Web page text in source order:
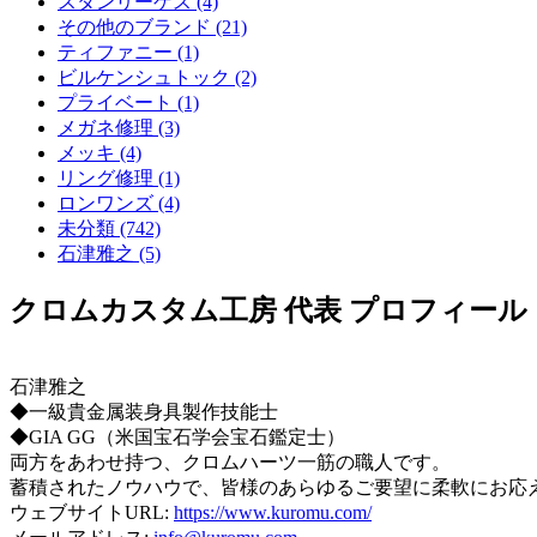
その他のブランド (21)
ティファニー (1)
ビルケンシュトック (2)
プライベート (1)
メガネ修理 (3)
メッキ (4)
リング修理 (1)
ロンワンズ (4)
未分類 (742)
石津雅之 (5)
クロムカスタム工房 代表 プロフィール
石津雅之
◆一級貴金属装身具製作技能士
◆GIA GG（米国宝石学会宝石鑑定士）
両方をあわせ持つ、クロムハーツ一筋の職人です。
蓄積されたノウハウで、皆様のあらゆるご要望に柔軟にお応
ウェブサイトURL: https://www.kuromu.com/